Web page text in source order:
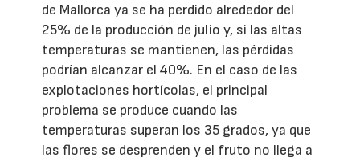
de Mallorca ya se ha perdido alrededor del
25% de la producción de julio y, si las altas
temperaturas se mantienen, las pérdidas
podrían alcanzar el 40%. En el caso de las
explotaciones hortícolas, el principal
problema se produce cuando las
temperaturas superan los 35 grados, ya que
las flores se desprenden y el fruto no llega a